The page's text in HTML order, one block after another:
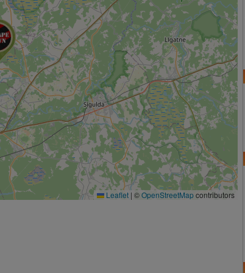
Leaflet | ©OpenStreetMapcontributors